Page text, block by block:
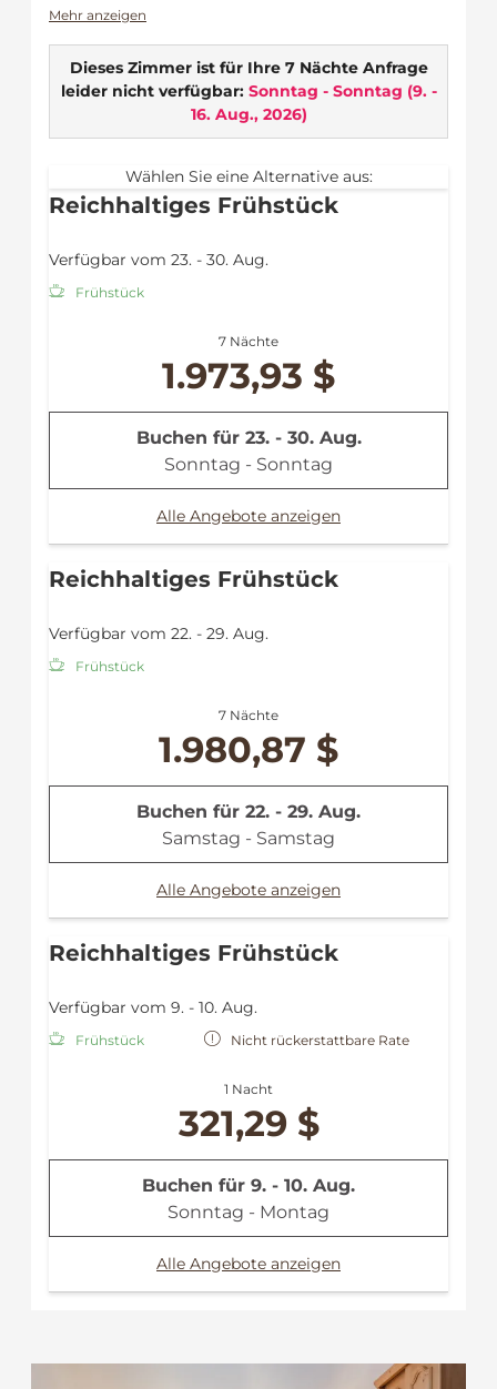
Ideal für …
Pärchen, die die Zeit im großzügigen
Zimmer nutzen & die Zweisamkeit
in vollen Zügen genießen
Ein MUSS für Panoramaaussichts-Liebhaber
Balkon
Safe
Fön
Handtücher
Bademantel
Leihregenschirm
Mehr anzeigen
Dieses Zimmer ist für Ihre 7 Nächte Anfrage
leider nicht verfügbar: Sonntag - Sonntag (9. -
16. Aug., 2026)
Wählen Sie eine Alternative aus:
Reichhaltiges Frühstück
Verfügbar vom 23. - 30. Aug.
Frühstück
7 Nächte
1.973,93 $
Buchen für 23. - 30. Aug.
Sonntag - Sonntag
Alle Angebote anzeigen
Reichhaltiges Frühstück
Verfügbar vom 22. - 29. Aug.
Frühstück
7 Nächte
1.980,87 $
Buchen für 22. - 29. Aug.
Samstag - Samstag
Alle Angebote anzeigen
Reichhaltiges Frühstück
Verfügbar vom 9. - 10. Aug.
Frühstück Nicht rückerstattbare Rate
1 Nacht
321,29 $
Buchen für 9. - 10. Aug.
Sonntag - Montag
Alle Angebote anzeigen